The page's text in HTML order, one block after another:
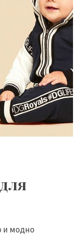
и модно